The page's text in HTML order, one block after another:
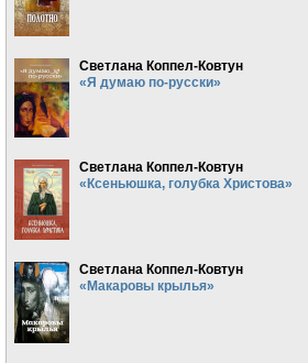
Светлана Коппел-Ковтун
«Я думаю по-русски»
Светлана Коппел-Ковтун
«Ксеньюшка, голубка Христова»
Светлана Коппел-Ковтун
«Макаровы крылья»